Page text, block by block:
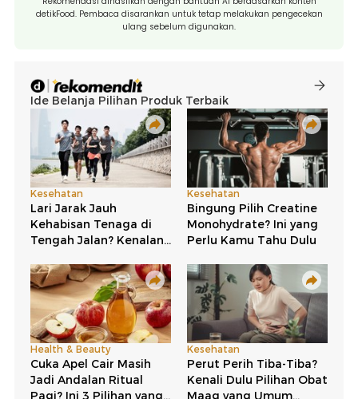
detikFood. Pembaca disarankan untuk tetap melakukan pengecekan
ulang sebelum digunakan.